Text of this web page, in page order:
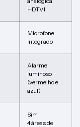
HDTVI
Microfone
Integrado
Alarme
luminoso
(vermelho e
azul)
Sim
4 áreas de